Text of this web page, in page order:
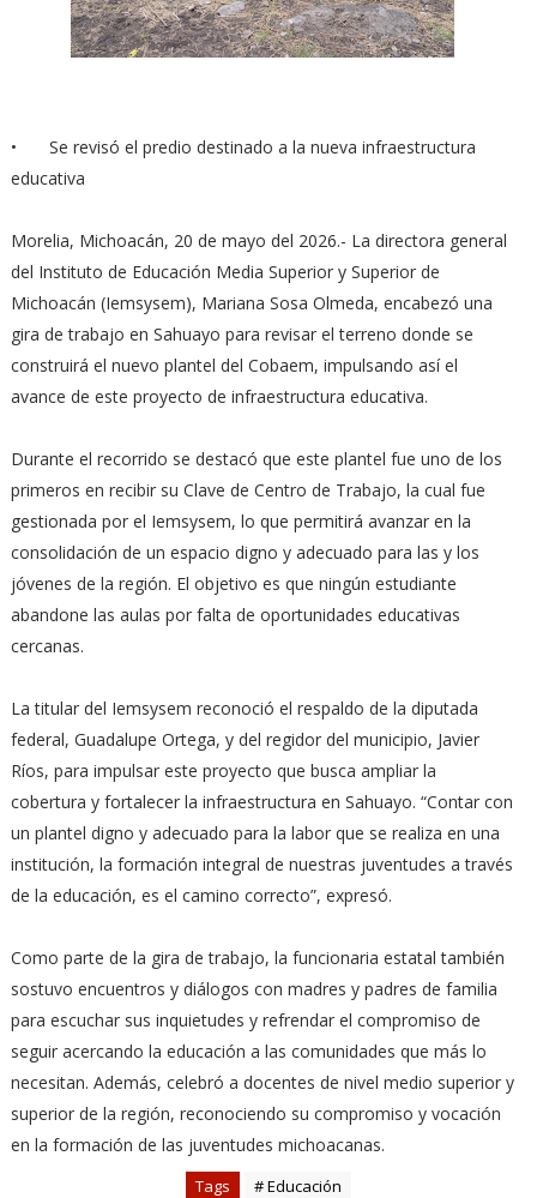
•
⁠Se revisó el predio destinado a la nueva infraestructura
educativa
Morelia, Michoacán, 20 de mayo del 2026.- La directora general
del Instituto de Educación Media Superior y Superior de
Michoacán (Iemsysem), Mariana Sosa Olmeda, encabezó una
gira de trabajo en Sahuayo para revisar el terreno donde se
construirá el nuevo plantel del Cobaem, impulsando así el
avance de este proyecto de infraestructura educativa.
Durante el recorrido se destacó que este plantel fue uno de los
primeros en recibir su Clave de Centro de Trabajo, la cual fue
gestionada por el Iemsysem, lo que permitirá avanzar en la
consolidación de un espacio digno y adecuado para las y los
jóvenes de la región. El objetivo es que ningún estudiante
abandone las aulas por falta de oportunidades educativas
cercanas.
La titular del Iemsysem reconoció el respaldo de la diputada
federal, Guadalupe Ortega, y del regidor del municipio, Javier
Ríos, para impulsar este proyecto que busca ampliar la
cobertura y fortalecer la infraestructura en Sahuayo. “Contar con
un plantel digno y adecuado para la labor que se realiza en una
institución, la formación integral de nuestras juventudes a través
de la educación, es el camino correcto”, expresó.
Como parte de la gira de trabajo, la funcionaria estatal también
sostuvo encuentros y diálogos con madres y padres de familia
para escuchar sus inquietudes y refrendar el compromiso de
seguir acercando la educación a las comunidades que más lo
necesitan. Además, celebró a docentes de nivel medio superior y
superior de la región, reconociendo su compromiso y vocación
en la formación de las juventudes michoacanas.
Tags # Educación